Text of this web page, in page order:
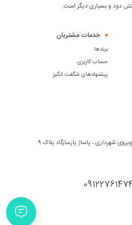
دود و بسیاری دیگر است.
خدمات مشتریان
برندها
حساب کاربری
پیشنهادهای شگفت انگیز